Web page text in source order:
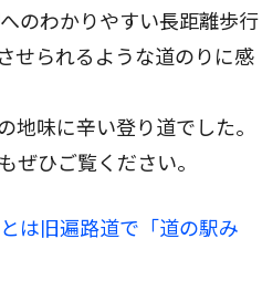
のわかりやすい長距離歩行
せられるような道のりに感
味に辛い登り道でした。
ひご覧ください。
は旧遍路道で「道の駅み